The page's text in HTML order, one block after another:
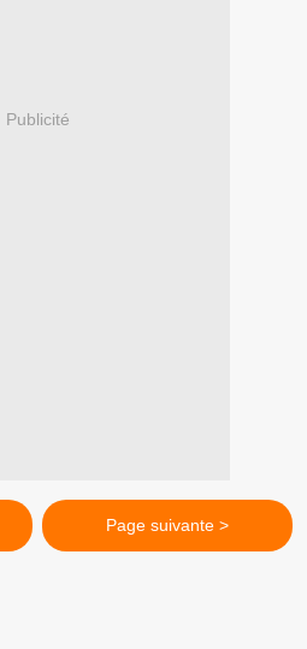
Publicité
Page suivante >